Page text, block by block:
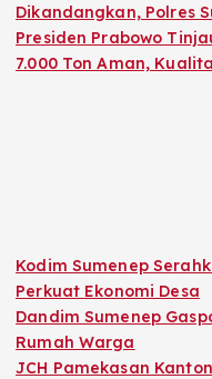
Dikandangkan, Polres
Presiden Prabowo
7.000 Ton Aman,
Kodim Sumenep
Perkuat Ekonomi Desa
Dandim Sumenep
Rumah Warga
JCH Pamekasan